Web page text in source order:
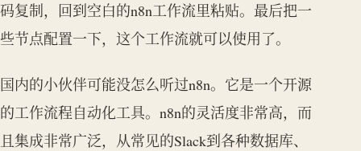
码复制，回到空白的n8n工作流里粘贴。最后把一
些节点配置一下，这个工作流就可以使用了。
国内的小伙伴可能没怎么听过n8n。它是一个开源
的工作流程自动化工具。n8n的灵活度非常高，而
且集成非常广泛，从常见的Slack到各种数据库、